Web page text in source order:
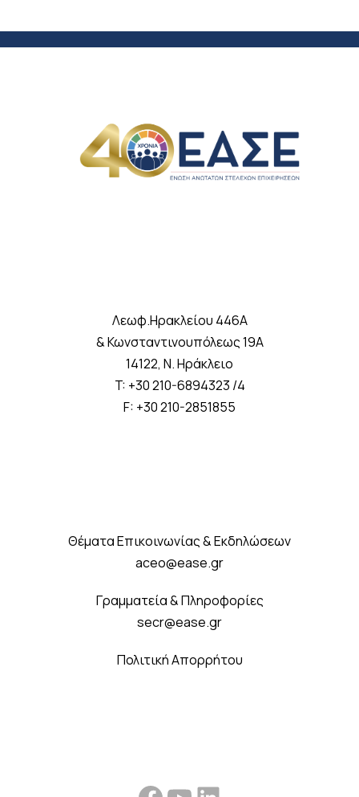
Λεωφ.Ηρακλείου 446A
& Κωνσταντινουπόλεως 19A
14122, Ν. Ηράκλειο
T: +30 210-6894323 /4
F: +30 210-2851855
Θέματα Επικοινωνίας & Εκδηλώσεων
aceo@ease.gr
Γραμματεία & Πληροφορίες
secr@ease.gr
Πολιτική Απορρήτου